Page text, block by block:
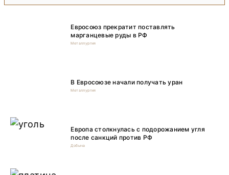
Евросоюз прекратит поставлять
марганцевые руды в РФ
Металлургия
В Евросоюзе начали получать уран
Металлургия
Европа столкнулась с подорожанием угля
после санкций против РФ
Добыча